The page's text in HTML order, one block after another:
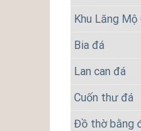
Khu Lăng
Bia đá
Lan can đá
Cuốn thư đá
Đồ thờ bằng